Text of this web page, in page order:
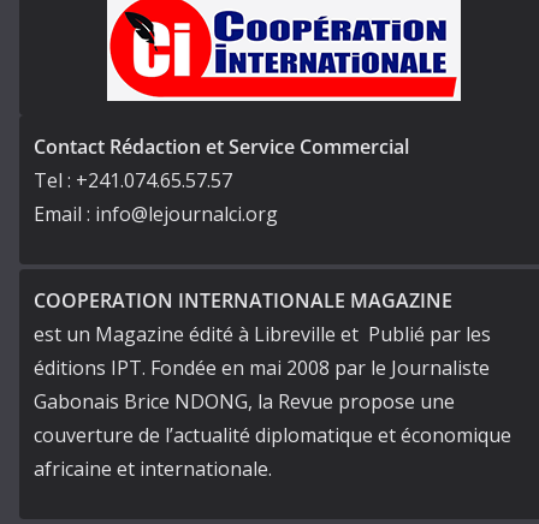
Contact Rédaction et Service Commercial
Tel : +241.074.65.57.57
Email : info@lejournalci.org
COOPERATION INTERNATIONALE MAGAZINE
est un Magazine édité à Libreville et Publié par les
éditions IPT. Fondée en mai 2008 par le Journaliste
Gabonais Brice NDONG, la Revue propose une
couverture de l’actualité diplomatique et économique
africaine et internationale.